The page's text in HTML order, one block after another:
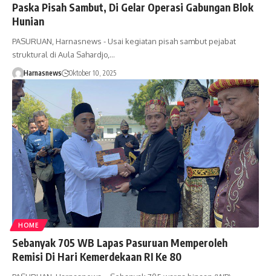
Paska Pisah Sambut, Di Gelar Operasi Gabungan Blok
Hunian
PASURUAN, Harnasnews - Usai kegiatan pisah sambut pejabat
struktural di Aula Sahardjo,…
Harnasnews Oktober 10, 2025
HOME
Sebanyak 705 WB Lapas Pasuruan Memperoleh
Remisi Di Hari Kemerdekaan RI Ke 80